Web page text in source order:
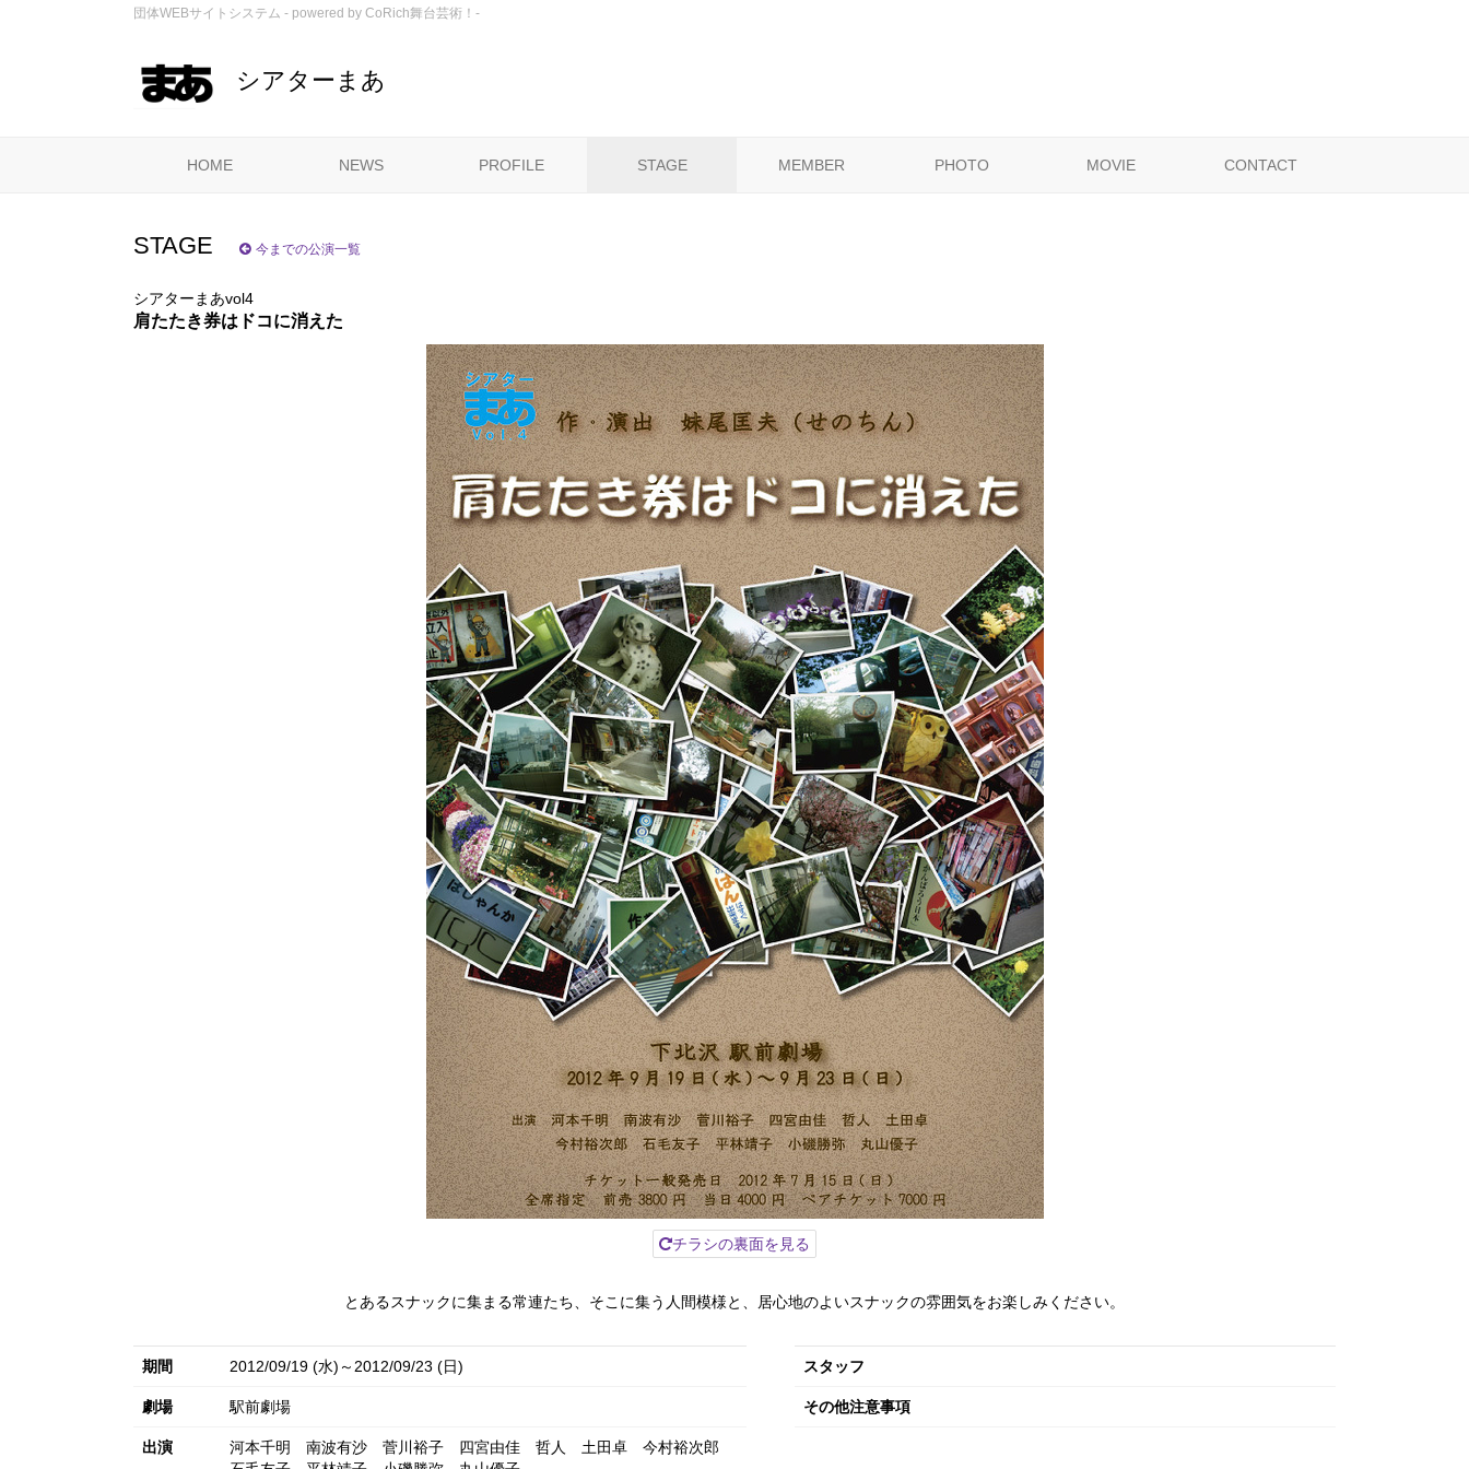
団体WEBサイトシステム - powered by CoRich舞台芸術！-
シアターまあ
HOME NEWS PROFILE STAGE MEMBER PHOTO MOVIE CONTACT
STAGE 今までの公演一覧
シアターまあvol4
肩たたき券はドコに消えた
チラシの裏面を見る
とあるスナックに集まる常連たち、そこに集う人間模様と、居心地のよいスナックの雰囲気をお楽しみください。
期間 2012/09/19 (水)～2012/09/23 (日)
劇場 駅前劇場
出演 河本千明 南波有沙 菅川裕子 四宮由佳 哲人 土田卓
今村裕次郎
スタッフ
その他注意事項